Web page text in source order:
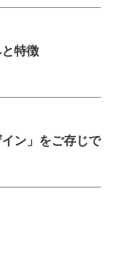
と特徴
ン」をご存じで